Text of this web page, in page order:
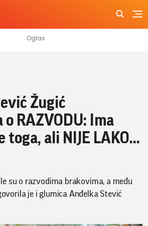
Žugić
RAZVODU: Ima
toga, ali NIJE LAKO...
su o razvodima brakovima, a među
je i glumica Anđelka Stević